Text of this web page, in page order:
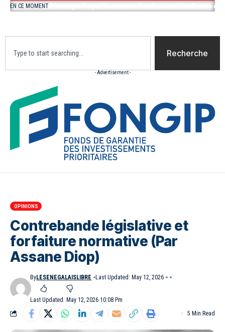
EN CE MOMENTDiomaye FayeOusmane SonkoJustice2eme
Recherche
- Advertisement -
OPINIONS
Contrebande législative et
forfaiture normative (Par
Assane Diop)
Last Updated: May 12, 2026 10:08 Pm
ByLESENEGALAISLIBRE Last Updated: May 12, 2026
5 Min Read